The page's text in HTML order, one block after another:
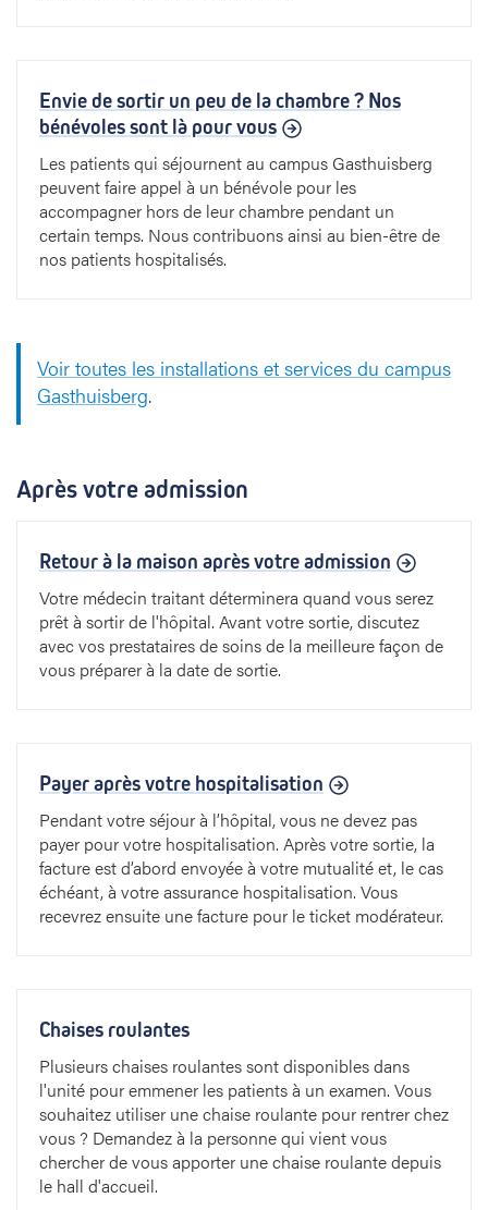
Envie de sortir un peu de la chambre ? Nos
bénévoles sont là pour vous
Les patients qui séjournent au campus Gasthuisberg
peuvent faire appel à un bénévole pour les
accompagner hors de leur chambre pendant un
certain temps. Nous contribuons ainsi au bien-être de
nos patients hospitalisés.
Voir toutes les installations et services du campus
Gasthuisberg.
Après votre admission
Retour à la maison après votre admission
Votre médecin traitant déterminera quand vous serez
prêt à sortir de l'hôpital. Avant votre sortie, discutez
avec vos prestataires de soins de la meilleure façon de
vous préparer à la date de sortie.
Payer après votre hospitalisation
Pendant votre séjour à l’hôpital, vous ne devez pas
payer pour votre hospitalisation. Après votre sortie, la
facture est d’abord envoyée à votre mutualité et, le cas
échéant, à votre assurance hospitalisation. Vous
recevrez ensuite une facture pour le ticket modérateur.
Chaises roulantes
Plusieurs chaises roulantes sont disponibles dans
l'unité pour emmener les patients à un examen. Vous
souhaitez utiliser une chaise roulante pour rentrer chez
vous ? Demandez à la personne qui vient vous
chercher de vous apporter une chaise roulante depuis
le hall d'accueil.